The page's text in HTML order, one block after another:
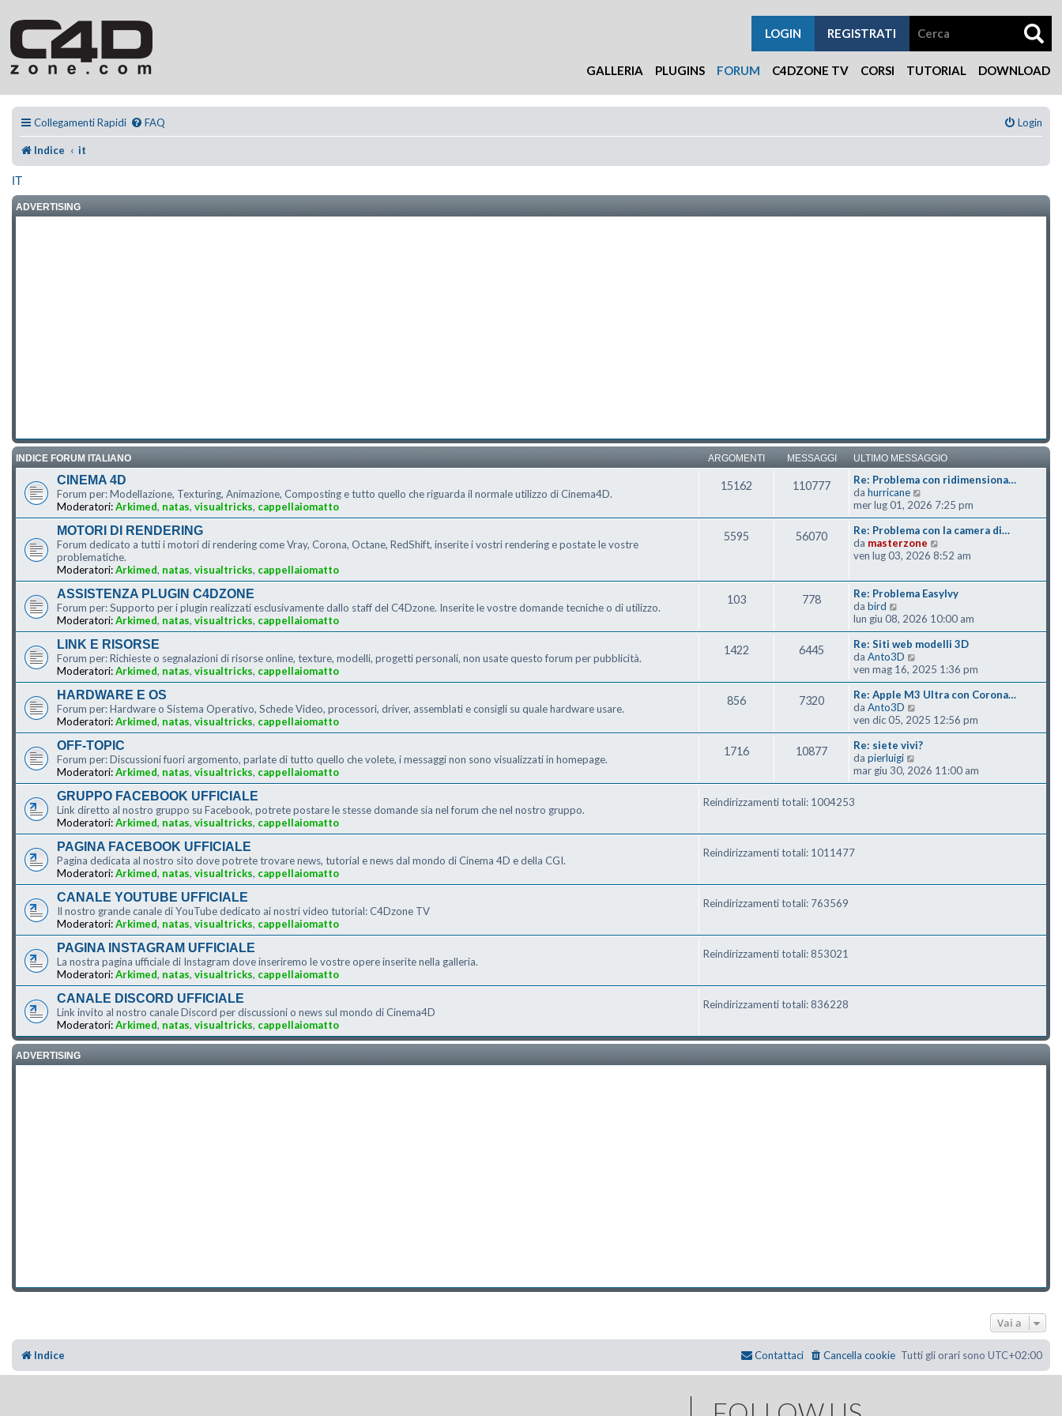
GALLERIA PLUGINS FORUM C4DZONE TV CORSI TUTORIAL DOWNLOAD
REGISTRATI
LOGIN
Collegamenti Rapidi FAQ Login
Indice it
IT
ADVERTISING
INDICE FORUM ITALIANO ARGOMENTI MESSAGGI ULTIMO MESSAGGIO
CINEMA 4D
Forum per: Modellazione, Texturing, Animazione, Composting e tutto quello che riguarda il normale utilizzo di Cinema4D.
Moderatori:Arkimed, natas, visualtricks, cappellaiomatto
15162 110777
Re: Problema con ridimensiona…
da hurricane
mer lug 01, 2026 7:25 pm
MOTORI DI RENDERING
Forum dedicato a tutti i motori di rendering come Vray, Corona, Octane, RedShift, inserite i vostri rendering e postate le vostre
problematiche.
Moderatori:Arkimed, natas, visualtricks, cappellaiomatto
5595 56070
Re: Problema con la camera di…
da masterzone
ven lug 03, 2026 8:52 am
ASSISTENZA PLUGIN C4DZONE
Forum per: Supporto per i plugin realizzati esclusivamente dallo staff del C4Dzone. Inserite le vostre domande tecniche o di utilizzo.
Moderatori:Arkimed, natas, visualtricks, cappellaiomatto
103 778
Re: Problema EasyIvy
da bird
lun giu 08, 2026 10:00 am
LINK E RISORSE
Forum per: Richieste o segnalazioni di risorse online, texture, modelli, progetti personali, non usate questo forum per pubblicità.
Moderatori:Arkimed, natas, visualtricks, cappellaiomatto
1422 6445
Re: Siti web modelli 3D
da Anto3D
ven mag 16, 2025 1:36 pm
HARDWARE E OS
Forum per: Hardware o Sistema Operativo, Schede Video, processori, driver, assemblati e consigli su quale hardware usare.
Moderatori:Arkimed, natas, visualtricks, cappellaiomatto
856 7320
Re: Apple M3 Ultra con Corona…
da Anto3D
ven dic 05, 2025 12:56 pm
OFF-TOPIC
Forum per: Discussioni fuori argomento, parlate di tutto quello che volete, i messaggi non sono visualizzati in homepage.
Moderatori:Arkimed, natas, visualtricks, cappellaiomatto
1716 10877
Re: siete vivi?
da pierluigi
mar giu 30, 2026 11:00 am
GRUPPO FACEBOOK UFFICIALE
Link diretto al nostro gruppo su Facebook, potrete postare le stesse domande sia nel forum che nel nostro gruppo.
Moderatori:Arkimed, natas, visualtricks, cappellaiomatto
Reindirizzamenti totali: 1004253
PAGINA FACEBOOK UFFICIALE
Pagina dedicata al nostro sito dove potrete trovare news, tutorial e news dal mondo di Cinema 4D e della CGI.
Moderatori:Arkimed, natas, visualtricks, cappellaiomatto
Reindirizzamenti totali: 1011477
CANALE YOUTUBE UFFICIALE
Il nostro grande canale di YouTube dedicato ai nostri video tutorial: C4Dzone TV
Moderatori:Arkimed, natas, visualtricks, cappellaiomatto
Reindirizzamenti totali: 763569
PAGINA INSTAGRAM UFFICIALE
La nostra pagina ufficiale di Instagram dove inseriremo le vostre opere inserite nella galleria.
Moderatori:Arkimed, natas, visualtricks, cappellaiomatto
Reindirizzamenti totali: 853021
CANALE DISCORD UFFICIALE
Link invito al nostro canale Discord per discussioni o news sul mondo di Cinema4D
Moderatori:Arkimed, natas, visualtricks, cappellaiomatto
Reindirizzamenti totali: 836228
ADVERTISING
Vai a
Indice Tutti gli orari sono UTC+02:00
Cancella cookie
Contattaci